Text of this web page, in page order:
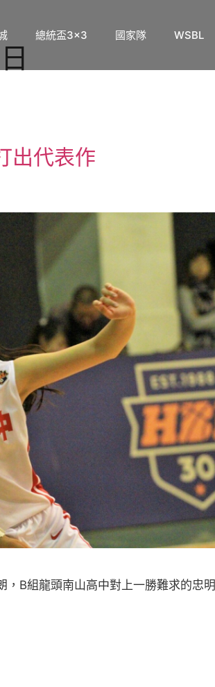
總統盃3×3 國家隊 WSBL
出代表作
B組龍頭南山高中對上一勝難求的忠明